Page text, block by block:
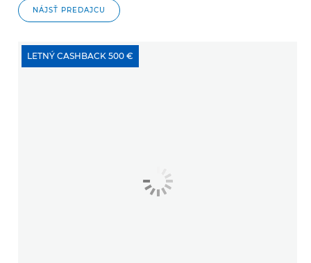
NÁJSŤ PREDAJCU
LETNÝ CASHBACK 500 €